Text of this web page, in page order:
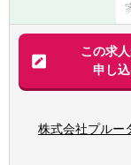
この求
申し
株式会社プルー